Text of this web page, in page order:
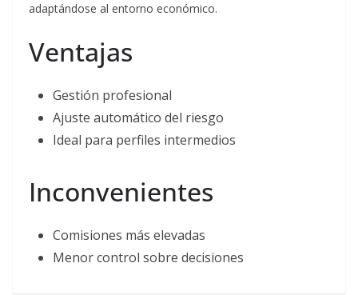
adaptándose al entorno económico.
Ventajas
Gestión profesional
Ajuste automático del riesgo
Ideal para perfiles intermedios
Inconvenientes
Comisiones más elevadas
Menor control sobre decisiones